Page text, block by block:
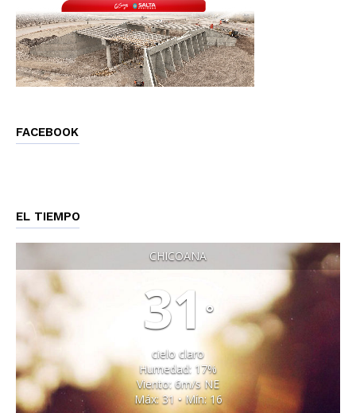
FACEBOOK
EL TIEMPO
CHICOANA
31 °
cielo claro
Humedad: 17%
Viento: 6m/s NE
Máx: 31 • Mín: 16